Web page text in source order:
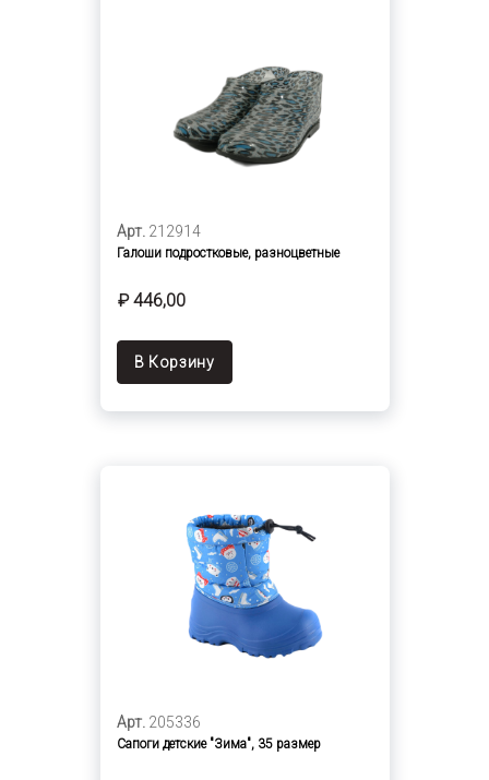
Арт. 212914
Галоши подростковые, разноцветные
₽ 446,00
В Корзину
Арт. 205336
Сапоги детские "Зима", 35 размер